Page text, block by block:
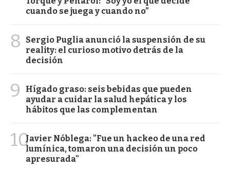
cuando se juega y cuando no”
8
Sergio Puglia anunció la suspensión de su
reality: el curioso motivo detrás de la
decisión
9
Hígado graso: seis bebidas que pueden
ayudar a cuidar la salud hepática y los
hábitos que las complementan
10Javier Nóblega: "Fue un hackeo de una red
lumínica, tomaron una decisión un poco
apresurada"